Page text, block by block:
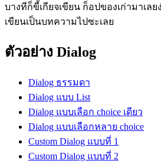
บางทีก็ขี้เกียจเขียน ก็อปของเก่ามาเล
เขียนเป็นบทความไปซะเลย
ตัวอย่าง Dialog
Dialog ธรรมดา
Dialog แบบ List
Dialog แบบเลือก choice เดียว
Dialog แบบเลือกหลาย choice
Custom Dialog แบบที่ 1
Custom Dialog แบบที่ 2